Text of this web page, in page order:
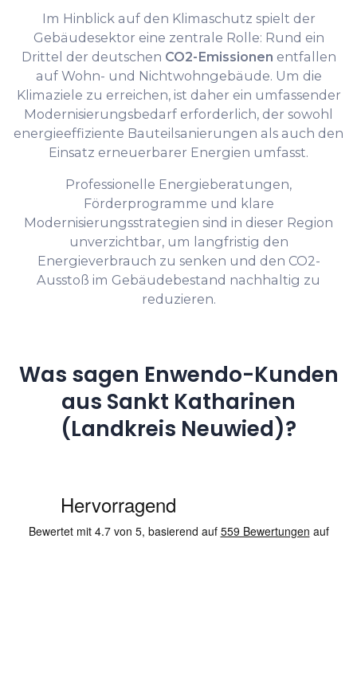
Im Hinblick auf den Klimaschutz spielt der
Gebäudesektor eine zentrale Rolle: Rund ein
Drittel der deutschen CO2-Emissionen entfallen
auf Wohn- und Nichtwohngebäude. Um die
Klimaziele zu erreichen, ist daher ein umfassender
Modernisierungsbedarf erforderlich, der sowohl
energieeffiziente Bauteilsanierungen als auch den
Einsatz erneuerbarer Energien umfasst.
Professionelle Energieberatungen,
Förderprogramme und klare
Modernisierungsstrategien sind in dieser Region
unverzichtbar, um langfristig den
Energieverbrauch zu senken und den CO2-
Ausstoß im Gebäudebestand nachhaltig zu
reduzieren.
Was sagen Enwendo-Kunden
aus Sankt Katharinen
(Landkreis Neuwied)?